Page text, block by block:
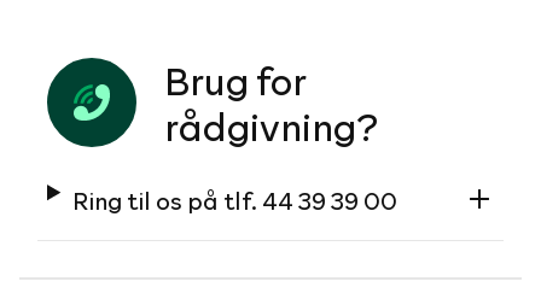
Brug for
rådgivning?
Ring til os på tlf. 44 39 39 00